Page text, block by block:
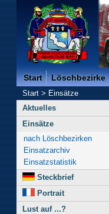
Freiwillige
Start Löschbezirke
Start>Einsätze
Aktuelles
Einsätze
nach Löschbezirken
Einsatzarchiv
Einsatzstatistik
Steckbrief
Portrait
Lust auf ...?